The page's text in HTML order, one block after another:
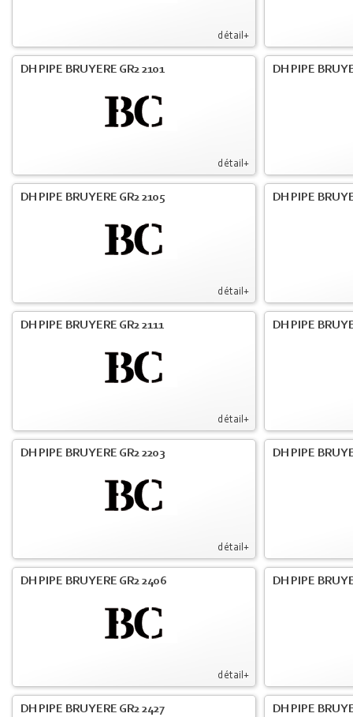
détail+
détail+
DH PIPE BRUYERE GR2 2101 DH PIPE
détail+
DH PIPE BRUYERE GR2 2105 DH PIPE
détail+
DH PIPE BRUYERE GR2 2111 DH PIPE
détail+
DH PIPE BRUYERE GR2 2203 DH PIPE
détail+
DH PIPE BRUYERE GR2 2406 DH PIPE
DH PIPE BRUYERE GR2 2427 DH PIPE